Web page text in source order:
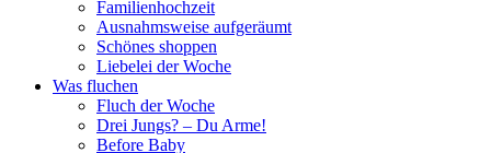
Familienhochzeit
Ausnahmsweise aufgeräumt
Schönes shoppen
Liebelei der Woche
Was fluchen
Fluch der Woche
Drei Jungs? – Du Arme!
Before Baby